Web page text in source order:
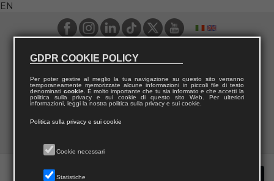
EN
GDPR COOKIE POLICY
Per poter gestire al meglio la tua navigazione su questo sito verranno
temporaneamente memorizzate alcune informazioni in piccoli file di testo
denominati cookie. È molto importante che tu sia informato e che accetti la
politica sulla privacy e sui cookie di questo sito Web. Per ulteriori
informazioni, leggi la nostra politica sulla privacy e sui cookie.
Politica sulla privacy e sui cookie
Cookie necessari
Statistiche